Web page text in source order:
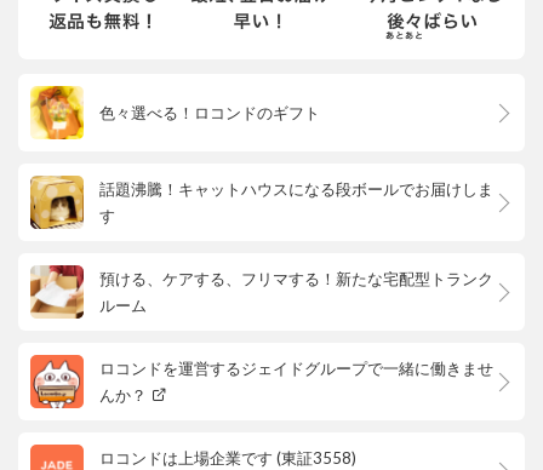
色々選べる！ロコンドのギフト
話題沸騰！キャットハウスになる段ボールでお届けしま
す
預ける、ケアする、フリマする！新たな宅配型トランク
ルーム
ロコンドを運営するジェイドグループで一緒に働きませ
んか？
ロコンドは上場企業です (東証3558)